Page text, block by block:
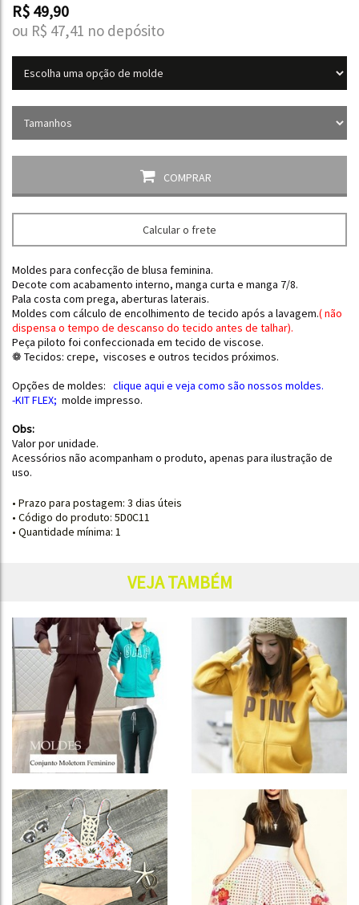
R$ 49,90
ou R$ 47,41 no depósito
COMPRAR
Calcular o frete
Moldes para confecção de blusa feminina.
Decote com acabamento interno, manga curta e manga 7/8.
Pala costa com prega, aberturas laterais.
Moldes com cálculo de encolhimento de tecido após a lavagem.(não
dispensa o tempo de descanso do tecido antes de talhar).
Peça piloto foi confeccionada em tecido de viscose.
❁ Tecidos: crepe, viscoses e outros tecidos próximos.
Opções de moldes: clique aqui e veja como são nossos moldes.
-KIT FLEX; molde impresso.
Obs:
Valor por unidade.
Acessórios não acompanham o produto, apenas para ilustração de
uso.
• Prazo para postagem: 3 dias úteis
• Código do produto: 5D0C11
• Quantidade mínima: 1
VEJA TAMBÉM